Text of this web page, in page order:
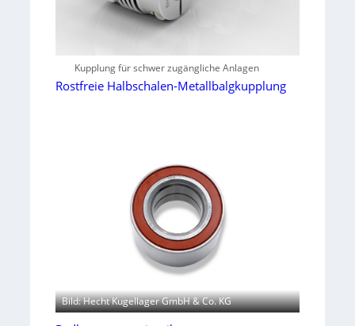
Kupplung für schwer zugängliche Anlagen
Rostfreie Halbschalen-Metallbalgkupplung
Bild: Hecht Kugellager GmbH & Co. KG